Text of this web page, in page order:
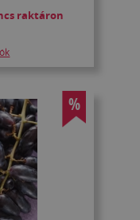
raktáron
%